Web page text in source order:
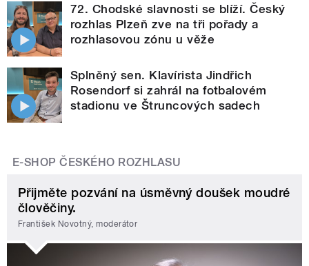
72. Chodské slavnosti se blíží. Český
rozhlas Plzeň zve na tři pořady a
rozhlasovou zónu u věže
Splněný sen. Klavírista Jindřich
Rosendorf si zahrál na fotbalovém
stadionu ve Štruncových sadech
E-SHOP ČESKÉHO ROZHLASU
Přijměte pozvání na úsměvný doušek moudré
člověčiny.
František Novotný, moderátor